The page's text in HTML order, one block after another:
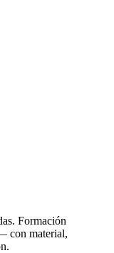
Formación
con material,